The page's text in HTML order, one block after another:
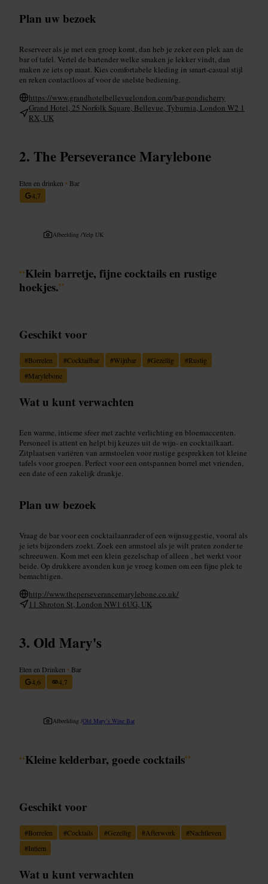
Plan uw bezoek
Reserveer als je met een groep komt, dan heb je zeker een plek aan de
bar of tafel. Vertel de bartender welke smaken je lekker vindt, dan
maken ze iets op maat. Kies comfortabele kleding in smart-casual stijl
en reken contactloos af voor de snelste bediening.
https://www.grandhotelbellevuelondon.com/bar-pondicherry
Grand Hotel, 25 Norfolk Square, Bellevue, Tyburnia, London W2 1
RX, UK
The Perseverance Marylebone
Eten en drinken • Bar
4,7
Afbeelding /Yelp UK
“Klein barretje, fijne cocktails en rustige
hoekjes.”
Geschikt voor
#Borrelen #Cocktailbar #Wijnbar #Gezellig #Rustig
#Marylebone
Wat u kunt verwachten
Een warme, intieme sfeer met zachte verlichting en bloemaccenten.
Personeel is attent en helpt bij keuzes uit de wijn- en cocktailkaart.
Zitplaatsen variëren van armstoelen voor rustige gesprekken tot kleine
tafels voor groepen. Perfect voor een ontspannen borrel met vrienden,
een date of een zakelijk drankje.
Plan uw bezoek
Vraag de bar voor een cocktailaanrader of een wijnsuggestie, vooral als
je iets bijzonders zoekt. Zoek een armstoel als je wilt praten zonder te
schreeuwen. Kom met een klein gezelschap of alleen , het werkt voor
beide. Op drukkere avonden kun je vroeg komen om een fijne plek te
bemachtigen.
http://www.theperseverancemarylebone.co.uk/
11 Shroton St, London NW1 6UG, UK
Old Mary's
Eten en Drinken • Bar
4,6
4,7
Afbeelding /Old Mary’s Wine Bar
“Kleine kelderbar, goede cocktails”
Geschikt voor
#Borrelen #Cocktails #Gezellig #Afterwork #Nachtleven
#Intiem
Wat u kunt verwachten